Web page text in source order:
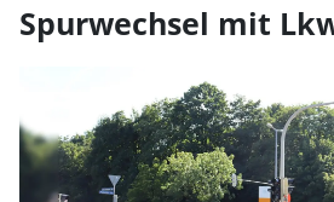
Spurwechsel mit